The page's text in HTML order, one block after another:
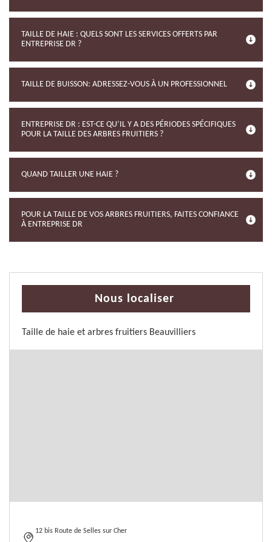
TAILLE DE HAIE : QUELS SONT LES SERVICES OFFERTS PAR
ENTREPRISE DR ?
TAILLE DE BUISSON: ADRESSEZ-VOUS À UN PROFESSIONNEL
ENTREPRISE DR : EST-CE QU’IL Y A DES PÉRIODES SPÉCIFIQUES
POUR LA TAILLE DES ARBRES FRUITIERS ?
QUAND TAILLER UNE HAIE ?
POUR LA TAILLE DE VOS ARBRES FRUITIERS, FAITES CONFIANCE
À ENTREPRISE DR
Nous localiser
Taille de haie et arbres fruitiers Beauvilliers
12 bis Route de Selles sur Cher